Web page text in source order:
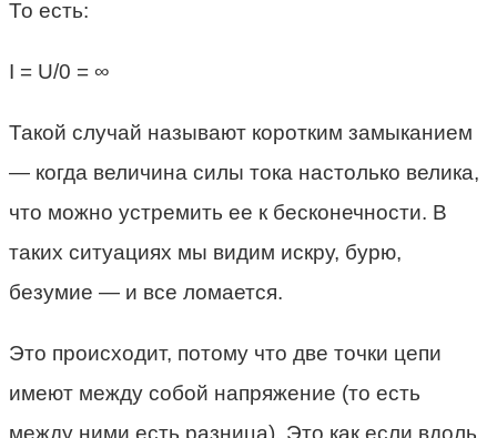
То есть:
I = U/0 = ∞
Такой случай называют коротким замыканием
— когда величина силы тока настолько велика,
что можно устремить ее к бесконечности. В
таких ситуациях мы видим искру, бурю,
безумие — и все ломается.
Это происходит, потому что две точки цепи
имеют между собой напряжение (то есть
между ними есть разница). Это как если вдоль